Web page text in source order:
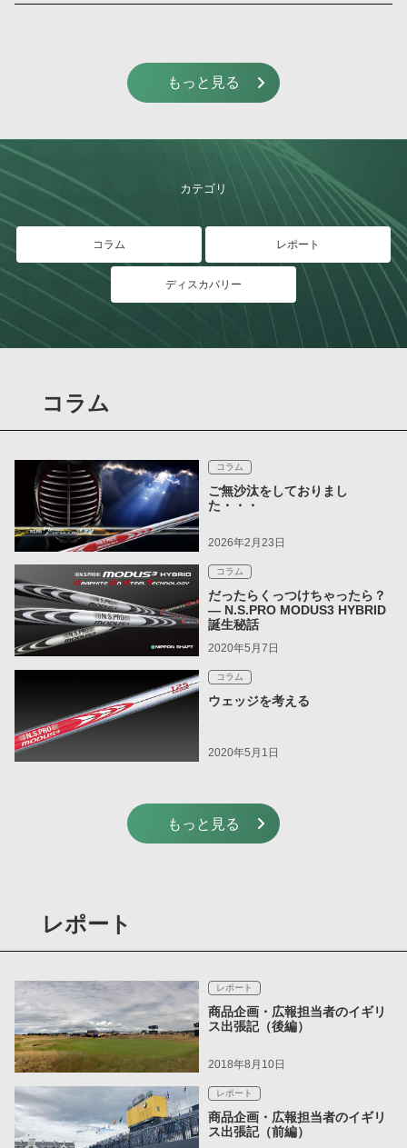
もっと見る
カテゴリ
コラム レポート
ディスカバリー
コラム
コラム
ご無沙汰をしておりまし
た・・・
2026年2月23日
コラム
だったらくっつけちゃったら？
― N.S.PRO MODUS3 HYBRID
誕生秘話
2020年5月7日
コラム
ウェッジを考える
2020年5月1日
もっと見る
レポート
レポート
商品企画・広報担当者のイギリ
ス出張記（後編）
2018年8月10日
レポート
商品企画・広報担当者のイギリ
ス出張記（前編）